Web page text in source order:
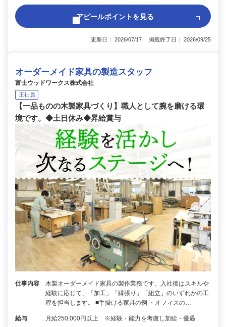
アピールポイントを見る
更新日： 2026/07/17 掲載終了日： 2026/09/25
オーダーメイド家具の製造スタッフ
富士ウッドワークス株式会社
正社員
【一品ものの木製家具づくり】職人として腕を磨ける環
境です。◆土日休み◆昇給賞与
仕事内容
木製オーダーメイド家具の製作業務です。入社後はスキルや
経験に応じて、「加工」「縁張り」「組立」のいずれかの工
程を担当します。 ■手掛ける家具の例 ・オフィスの…
給与 月給250,000円以上 ※経験・能力を考慮し加給・優遇